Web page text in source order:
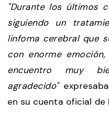
"Durante los últimos
siguiendo un
linfoma cerebral que
con enorme
encuentro muy
agradecido"
en su cuenta oficial de